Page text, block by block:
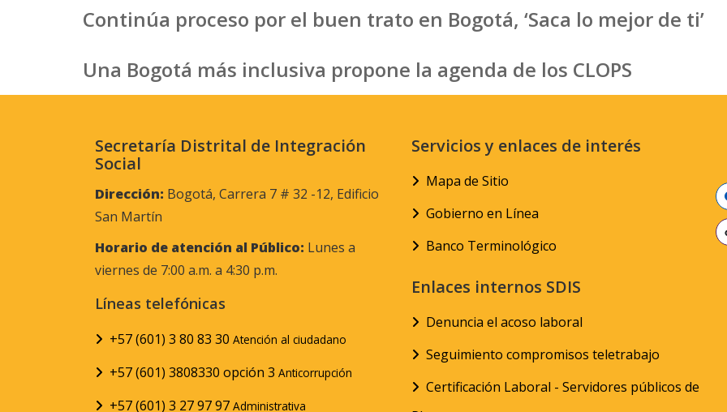
Continúa proceso por el buen trato en Bogotá, ‘Saca lo mejor de ti’
Una Bogotá más inclusiva propone la agenda de los CLOPS
Secretaría Distrital de Integración
Social
Dirección: Bogotá, Carrera 7 # 32 -12, Edificio
San Martín
Horario de atención al Público: Lunes a
viernes de 7:00 a.m. a 4:30 p.m.
Líneas telefónicas
+57 (601) 3 80 83 30 Atención al ciudadano
+57 (601) 3808330 opción 3 Anticorrupción
+57 (601) 3 27 97 97 Administrativa
Servicios y enlaces de interés
Mapa de Sitio
Gobierno en Línea
Banco Terminológico
Enlaces internos SDIS
Denuncia el acoso laboral
Seguimiento compromisos teletrabajo
Certificación Laboral - Servidores públicos de